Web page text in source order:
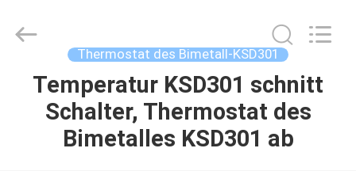
STARTSEITE
PRODUKTE
Electric
Reserved.
Thermostat des Bimetall-KSD301
Temperatur KSD301 schnitt
Schalter, Thermostat des
Bimetalles KSD301 ab